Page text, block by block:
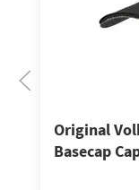
Original
Basecap